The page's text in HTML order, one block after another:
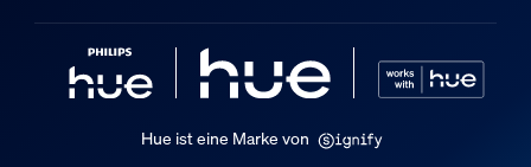
Länge
140 mm
Breite
Material-Nummer (12NC)
Hue ist eine Marke von